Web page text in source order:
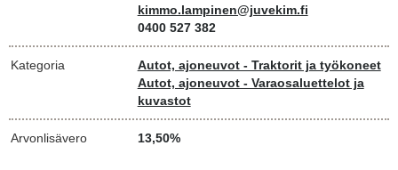
kimmo.lampinen@juvekim.fi
0400 527 382
Kategoria
Autot, ajoneuvot - Traktorit ja työkoneet
Autot, ajoneuvot - Varaosaluettelot ja
kuvastot
Arvonlisävero 13,50%